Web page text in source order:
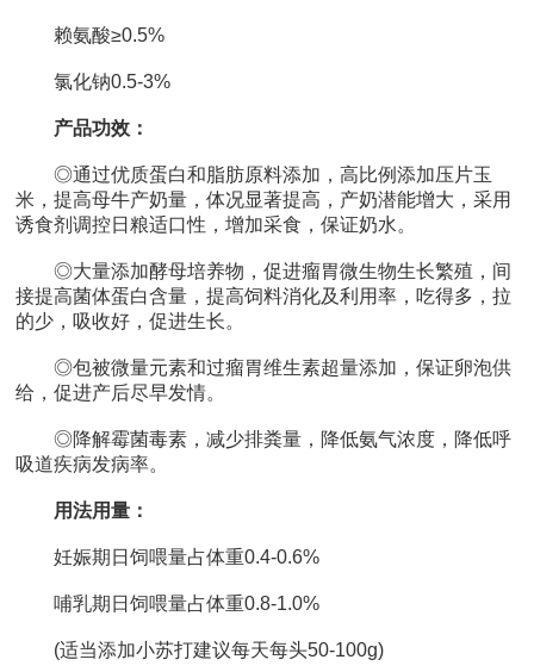
赖氨酸≥0.5%
氯化钠0.5-3%
产品功效：
◎通过优质蛋白和脂肪原料添加，高比例添加压片玉
米，提高母牛产奶量，体况显著提高，产奶潜能增大，采用
诱食剂调控日粮适口性，增加采食，保证奶水。
◎大量添加酵母培养物，促进瘤胃微生物生长繁殖，间
接提高菌体蛋白含量，提高饲料消化及利用率，吃得多，拉
的少，吸收好，促进生长。
◎包被微量元素和过瘤胃维生素超量添加，保证卵泡供
给，促进产后尽早发情。
◎降解霉菌毒素，减少排粪量，降低氨气浓度，降低呼
吸道疾病发病率。
用法用量：
妊娠期日饲喂量占体重0.4-0.6%
哺乳期日饲喂量占体重0.8-1.0%
(适当添加小苏打建议每天每头50-100g)